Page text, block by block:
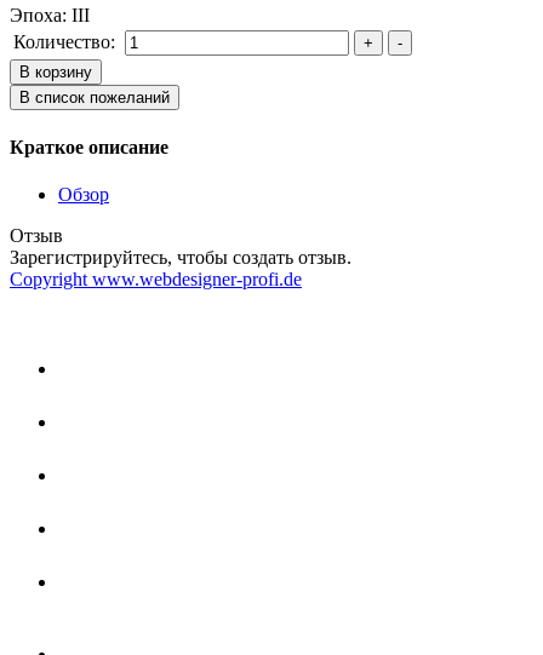
Эпоха: III
Количество:
Краткое описание
Обзор
Отзыв
Зарегистрируйтесь, чтобы создать отзыв.
Copyright www.webdesigner-profi.de